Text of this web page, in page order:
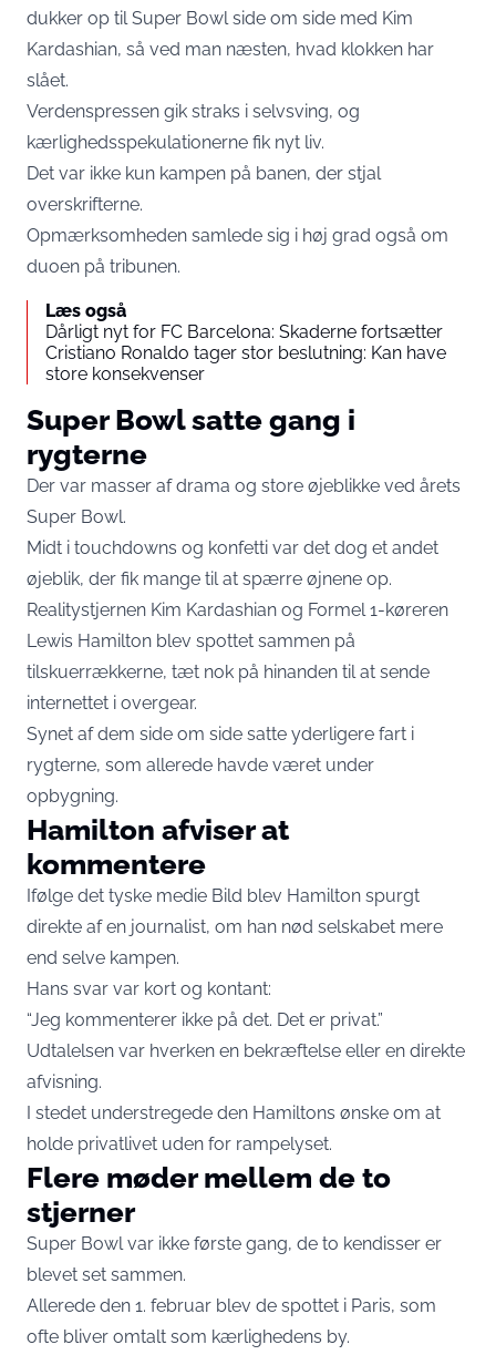
dukker op til Super Bowl side om side med Kim
Kardashian, så ved man næsten, hvad klokken har
slået.
Verdenspressen gik straks i selvsving, og
kærlighedsspekulationerne fik nyt liv.
Det var ikke kun kampen på banen, der stjal
overskrifterne.
Opmærksomheden samlede sig i høj grad også om
duoen på tribunen.
Læs også
Dårligt nyt for FC Barcelona: Skaderne fortsætter
Cristiano Ronaldo tager stor beslutning: Kan have
store konsekvenser
Super Bowl satte gang i
rygterne
Der var masser af drama og store øjeblikke ved årets
Super Bowl.
Midt i touchdowns og konfetti var det dog et andet
øjeblik, der fik mange til at spærre øjnene op.
Realitystjernen Kim Kardashian og Formel 1-køreren
Lewis Hamilton blev spottet sammen på
tilskuerrækkerne, tæt nok på hinanden til at sende
internettet i overgear.
Synet af dem side om side satte yderligere fart i
rygterne, som allerede havde været under
opbygning.
Hamilton afviser at
kommentere
Ifølge det tyske medie Bild blev Hamilton spurgt
direkte af en journalist, om han nød selskabet mere
end selve kampen.
Hans svar var kort og kontant:
“Jeg kommenterer ikke på det. Det er privat.”
Udtalelsen var hverken en bekræftelse eller en direkte
afvisning.
I stedet understregede den Hamiltons ønske om at
holde privatlivet uden for rampelyset.
Flere møder mellem de to
stjerner
Super Bowl var ikke første gang, de to kendisser er
blevet set sammen.
Allerede den 1. februar blev de spottet i Paris, som
ofte bliver omtalt som kærlighedens by.